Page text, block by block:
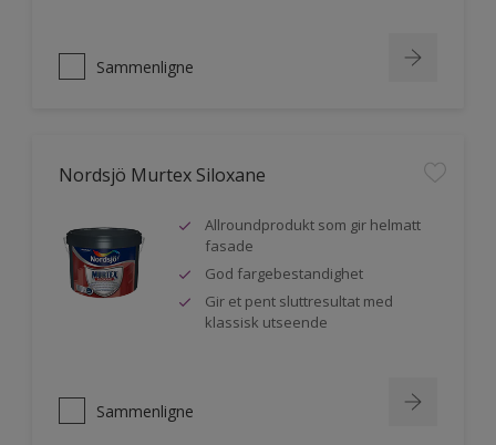
Sammenligne
Nordsjö Murtex Siloxane
Allroundprodukt som gir helmatt
fasade
God fargebestandighet
Gir et pent sluttresultat med
klassisk utseende
Sammenligne